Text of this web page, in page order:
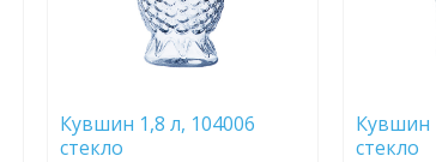
Кувшин 1,8 л, 104006
стекло
Кувшин
стекло